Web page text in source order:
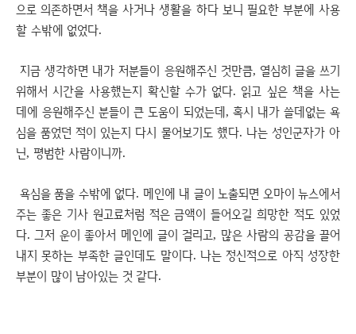
으로 의존하면서 책을 사거나 생활을 하다 보니 필요한 부분에 사용
할 수밖에 없었다.
지금 생각하면 내가 저분들이 응원해주신 것만큼, 열심히 글을 쓰기
위해서 시간을 사용했는지 확신할 수가 없다. 읽고 싶은 책을 사는
데에 응원해주신 분들이 큰 도움이 되었는데, 혹시 내가 쓸데없는 욕
심을 품었던 적이 있는지 다시 물어보기도 했다. 나는 성인군자가 아
닌, 평범한 사람이니까.
욕심을 품을 수밖에 없다. 메인에 내 글이 노출되면 오마이 뉴스에서
주는 좋은 기사 원고료처럼 적은 금액이 들어오길 희망한 적도 있었
다. 그저 운이 좋아서 메인에 글이 걸리고, 많은 사람의 공감을 끌어
내지 못하는 부족한 글인데도 말이다. 나는 정신적으로 아직 성장한
부분이 많이 남아있는 것 같다.